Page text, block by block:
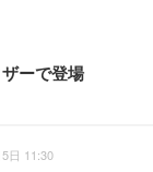
ーで登場
日 11:30